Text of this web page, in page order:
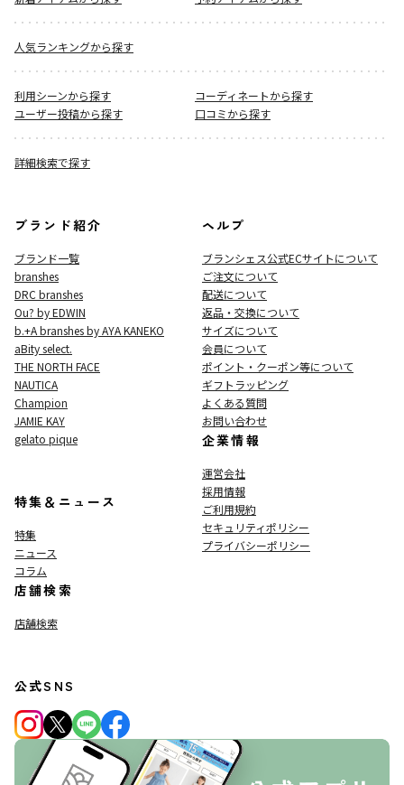
人気ランキングから探す
利用シーンから探す
コーディネートから探す
ユーザー投稿から探す
口コミから探す
詳細検索で探す
ブランド紹介
ブランド一覧
branshes
DRC branshes
Ou? by EDWIN
b.+A branshes by AYA KANEKO
aBity select.
THE NORTH FACE
NAUTICA
Champion
JAMIE KAY
gelato pique
特集＆ニュース
特集
ニュース
コラム
店舗検索
店舗検索
ヘルプ
ブランシェス公式ECサイトについて
ご注文について
配送について
返品・交換について
サイズについて
会員について
ポイント・クーポン等について
ギフトラッピング
よくある質問
お問い合わせ
企業情報
運営会社
採用情報
ご利用規約
セキュリティポリシー
プライバシーポリシー
公式SNS